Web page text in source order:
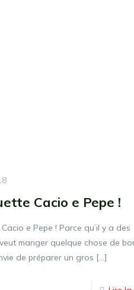
Cacio e Pepe !
e Pepe ! Parce qu’il y a des
manger quelque chose de
de préparer un gros […]